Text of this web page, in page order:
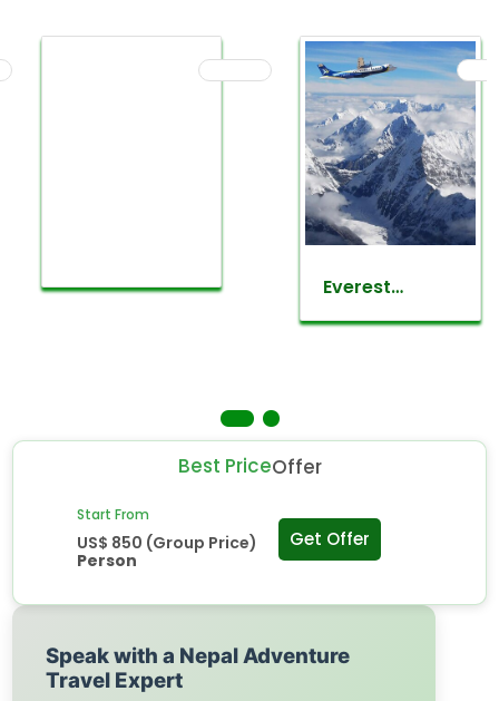
Everest
mountain
Best PriceOffer
Start From
US$ 850 (Group Price)
Person
Get Offer
Speak with a Nepal Adventure
Travel Expert